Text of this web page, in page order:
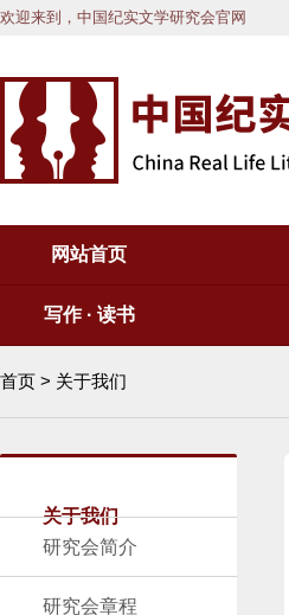
欢迎来到，中国纪实文学研究会官网
网站首页
写作 · 读书
首页 > 关于我们
关于我们
研究会简介
研究会章程